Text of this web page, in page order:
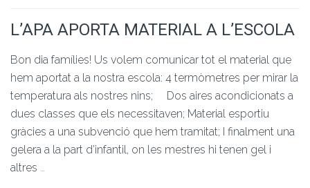
L’APA APORTA MATERIAL A L’ESCOLA
Bon dia famílies! Us volem comunicar tot el material que
hem aportat a la nostra escola: 4 termòmetres per mirar la
temperatura als nostres nins; Dos aires acondicionats a
dues classes que els necessitaven; Material esportiu
gràcies a una subvenció que hem tramitat; I finalment una
gelera a la part d’infantil, on les mestres hi tenen gel i
altres …